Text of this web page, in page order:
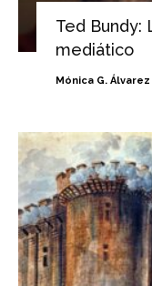
Ted Bundy:
mediático
Mónica G. Álvarez